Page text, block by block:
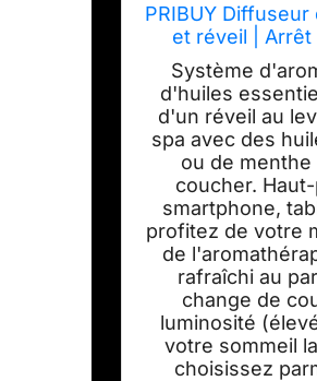
PRIBUY
et réveil |
Système
d'huiles
d'un réveil au
spa avec des
ou de
coucher.
smartphone,
profitez de votre
de
rafraîchi au
change de
luminosité
votre sommeil
choisissez